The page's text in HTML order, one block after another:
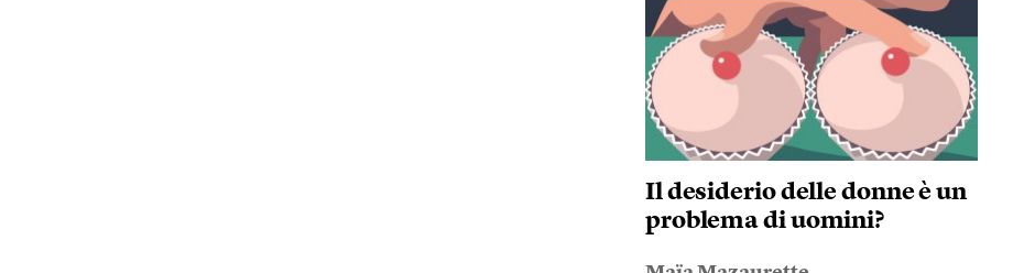
Il desiderio delle donne è un
problema di uomini?